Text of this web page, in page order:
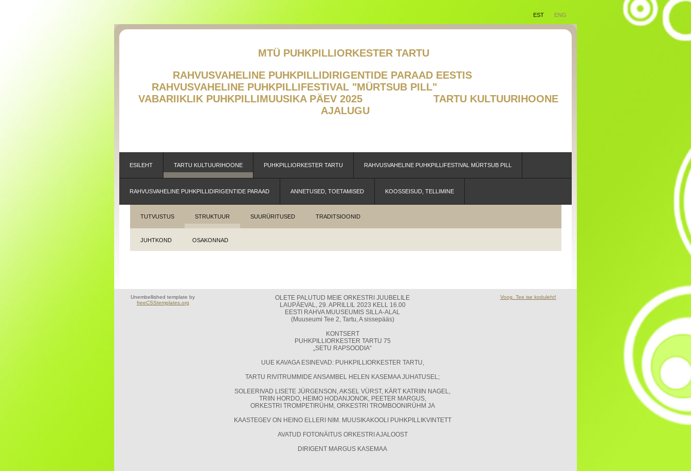
EST ENG
MTÜ PUHKPILLIORKESTER TARTU
RAHVUSVAHELINE PUHKPILLIDIRIGENTIDE PARAAD EESTIS
RAHVUSVAHELINE PUHKPILLIFESTIVAL "MÜRTSUB PILL"
VABARIIKLIK PUHKPILLIMUUSIKA PÄEV 2025
TARTU KULTUURIHOONE
AJALUGU
ESILEHT TARTU KULTUURIHOONE PUHKPILLIORKESTER TARTU RAHVUSVAHELINE PUHKPILLIFESTIVAL MÜRTSUB PILL
RAHVUSVAHELINE PUHKPILLIDIRIGENTIDE PARAAD ANNETUSED, TOETAMISED KOOSSEISUD, TELLIMINE
TUTVUSTUS STRUKTUUR SUURÜRITUSED TRADITSIOONID
JUHTKOND OSAKONNAD
Unembellished template by
freeCSStemplates.org
OLETE PALUTUD MEIE ORKESTRI JUUBELILE
LAUPÄEVAL, 29. APRILLIL 2023 KELL 16.00
EESTI RAHVA MUUSEUMIS SILLA-ALAL
(Muuseumi Tee 2, Tartu, A sissepääs)
KONTSERT
PUHKPILLIORKESTER TARTU 75
„SETU RAPSOODIA“
UUE KAVAGA ESINEVAD: PUHKPILLIORKESTER TARTU,
TARTU RIVITRUMMIDE ANSAMBEL HELEN KASEMAA JUHATUSEL;
SOLEERIVAD LISETE JÜRGENSON, AKSEL VÜRST, KÄRT KATRIIN NAGEL,
TRIIN HORDO, HEIMO HODANJONOK, PEETER MARGUS,
ORKESTRI TROMPETIRÜHM, ORKESTRI TROMBOONIRÜHM JA
KAASTEGEV ON HEINO ELLERI NIM. MUUSIKAKOOLI PUHKPILLIKVINTETT
AVATUD FOTONÄITUS ORKESTRI AJALOOST
DIRIGENT MARGUS KASEMAA
Voog. Tee ise koduleht!